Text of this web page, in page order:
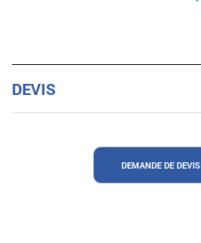
DEVIS
DEMANDE DE DEVIS